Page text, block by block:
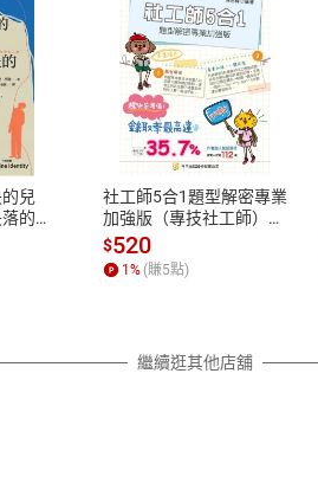
退換貨規範
本店是否提供消費者保護法七日猶
之權利，遽消費者保護法及通訊交
除權合理例外情事適用準則，依商
質各有不同規定。詳細退換貨說明
照各商品說明。
兒
的時
人？
社工師5合1題型解密專業
加強版（專技社工師）
【電子書】
$520
1 % (賺5點)
繼續逛其他店舖